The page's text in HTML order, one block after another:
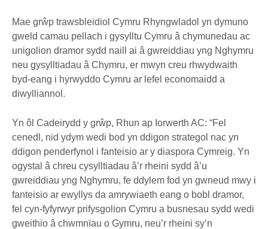
Mae grŵp trawsbleidiol Cymru Rhyngwladol yn dymuno
gweld camau pellach i gysylltu Cymru â chymunedau ac
unigolion dramor sydd naill ai â gwreiddiau yng Nghymru
neu gysylltiadau â Chymru, er mwyn creu rhwydwaith
byd-eang i hyrwyddo Cymru ar lefel economaidd a
diwylliannol.
Yn ôl Cadeirydd y grŵp, Rhun ap Iorwerth AC: “Fel
cenedl, nid ydym wedi bod yn ddigon strategol nac yn
ddigon penderfynol i fanteisio ar y diaspora Cymreig. Yn
ogystal â chreu cysylltiadau â’r rheini sydd â’u
gwreiddiau yng Nghymru, fe ddylem fod yn gwneud mwy i
fanteisio ar ewyllys da amrywiaeth eang o bobl dramor,
fel cyn-fyfyrwyr prifysgolion Cymru a busnesau sydd wedi
gweithio â chwmnïau o Gymru, neu’r rheini sy’n